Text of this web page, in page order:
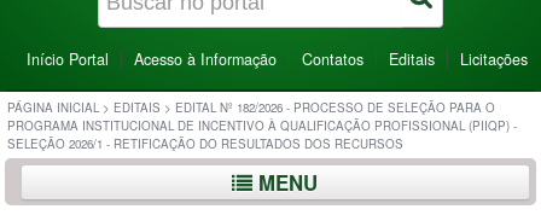
Início Portal Acesso à Informação Contatos Editais Licitações
PÁGINA INICIAL > EDITAIS > EDITAL Nº 182/2026 - PROCESSO DE SELEÇÃO PARA O
PROGRAMA INSTITUCIONAL DE INCENTIVO À QUALIFICAÇÃO PROFISSIONAL (PIIQP) -
SELEÇÃO 2026/1 - RETIFICAÇÃO DO RESULTADOS DOS RECURSOS
MENU